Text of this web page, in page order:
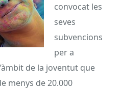
convocat les
seves
subvencions
per a
de la joventut que
menys de 20.000